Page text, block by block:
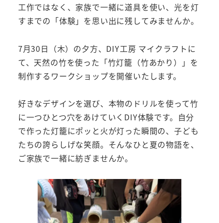
工作ではなく、家族で一緒に道具を使い、光を灯
すまでの「体験」を思い出に残してみませんか。
7月30日（木）の夕方、DIY工房 マイクラフトに
て、天然の竹を使った「竹灯籠（竹あかり）」を
制作するワークショップを開催いたします。
好きなデザインを選び、本物のドリルを使って竹
に一つひとつ穴をあけていくDIY体験です。自分
で作った灯籠にポッと火が灯った瞬間の、子ども
たちの誇らしげな笑顔。そんなひと夏の物語を、
ご家族で一緒に紡ぎませんか。